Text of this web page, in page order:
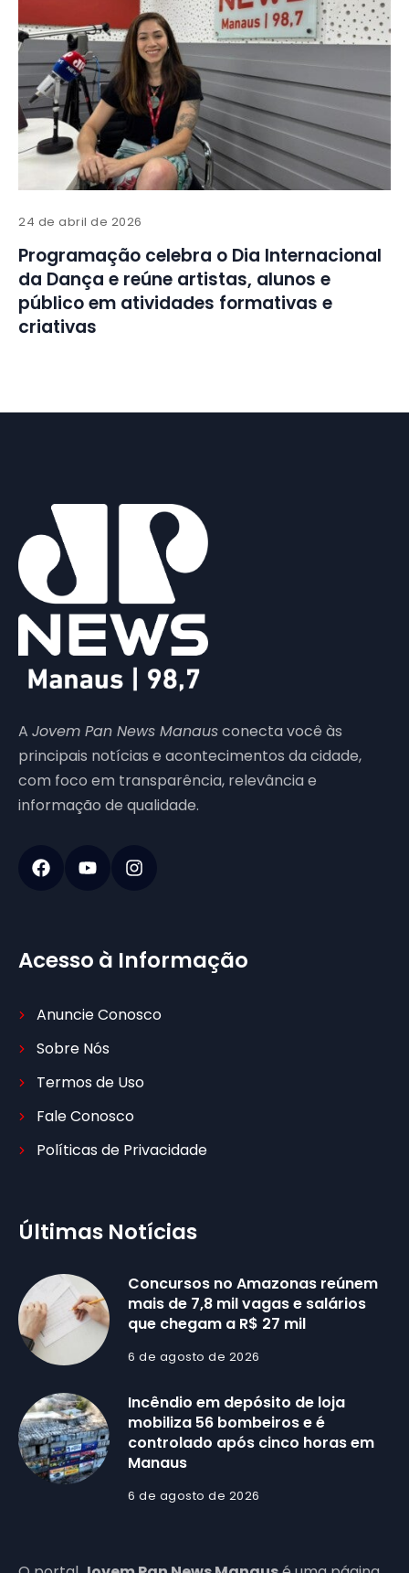
24 de abril de 2026
Programação celebra o Dia Internacional
da Dança e reúne artistas, alunos e
público em atividades formativas e
criativas
A Jovem Pan News Manausconecta você às
principais notícias e acontecimentos da cidade,
com foco em transparência, relevância e
informação de qualidade.
Acesso à Informação
Anuncie Conosco
Sobre Nós
Termos de Uso
Fale Conosco
Políticas de Privacidade
Últimas Notícias
Concursos no Amazonas reúnem
mais de 7,8 mil vagas e salários
que chegam a R$ 27 mil
6 de agosto de 2026
Incêndio em depósito de loja
mobiliza 56 bombeiros e é
controlado após cinco horas em
Manaus
6 de agosto de 2026